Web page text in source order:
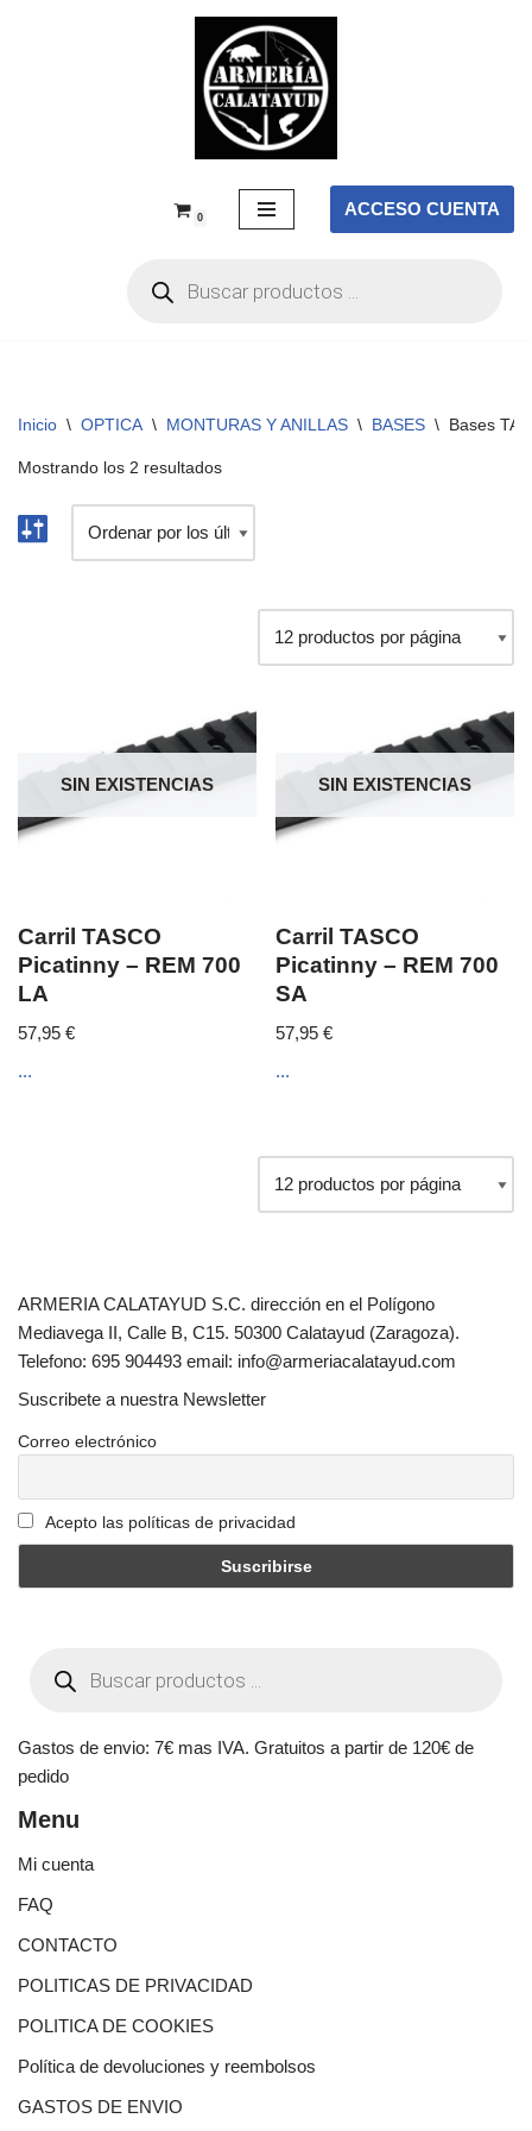
0 ACCESO CUENTA
Inicio \ OPTICA \ MONTURAS Y ANILLAS \ BASES \ Bases
Mostrando los 2 resultados
SIN EXISTENCIAS
Carril TASCO
Picatinny – REM 700
LA
57,95 €
...
SIN EXISTENCIAS
Carril TASCO
Picatinny – REM 700
SA
57,95€
...
ARMERIA CALATAYUD S.C. dirección en el Polígono
Mediavega II, Calle B, C15. 50300 Calatayud (Zaragoza).
Telefono: 695 904493 email: info@armeriacalatayud.com
Suscribete a nuestra Newsletter
Correo electrónico
Acepto las políticas de privacidad
Gastos de envio: 7€ mas IVA. Gratuitos a partir de 120€ de
pedido
Menu
Mi cuenta
FAQ
CONTACTO
POLITICAS DE PRIVACIDAD
POLITICA DE COOKIES
Política de devoluciones y reembolsos
GASTOS DE ENVIO